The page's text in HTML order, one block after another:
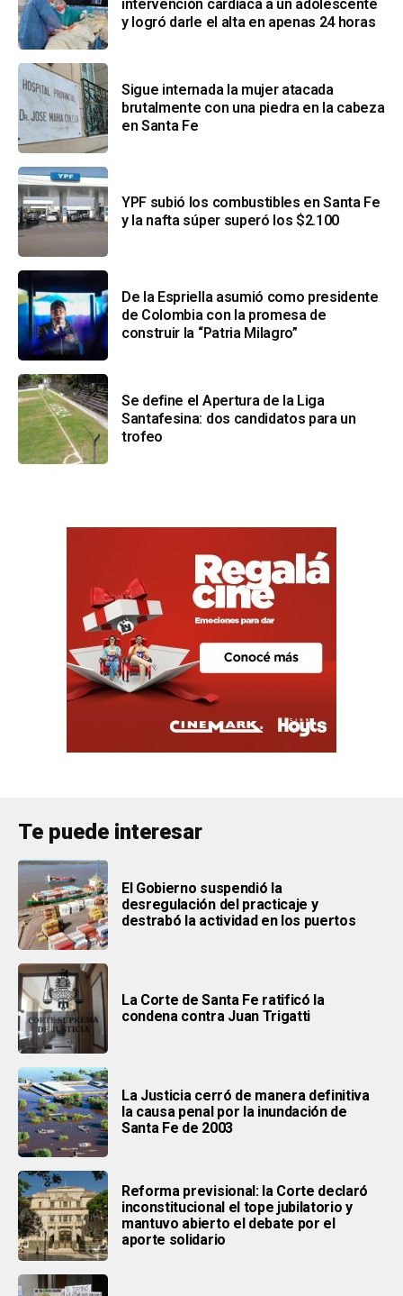
intervención cardíaca a un adolescente
y logró darle el alta en apenas 24 horas
Sigue internada la mujer atacada
brutalmente con una piedra en la cabeza
en Santa Fe
YPF subió los combustibles en Santa Fe
y la nafta súper superó los $2.100
De la Espriella asumió como presidente
de Colombia con la promesa de
construir la “Patria Milagro”
Se define el Apertura de la Liga
Santafesina: dos candidatos para un
trofeo
Te puede interesar
El Gobierno suspendió la
desregulación del practicaje y
destrabó la actividad en los puertos
La Corte de Santa Fe ratificó la
condena contra Juan Trigatti
La Justicia cerró de manera definitiva
la causa penal por la inundación de
Santa Fe de 2003
Reforma previsional: la Corte declaró
inconstitucional el tope jubilatorio y
mantuvo abierto el debate por el
aporte solidario